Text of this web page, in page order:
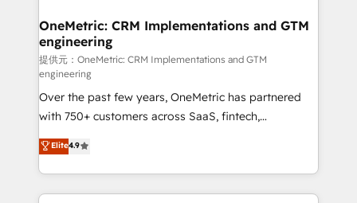
paso a paso, sin frenarla, con la adopción que todos
buscan y pocos logran. Así HubSpot por fin rinde. Y
hay algo más: cada proceso que ordenás construye
el contexto real de cómo opera tu empresa —lo
único que no se compra ni se copia—. En un mundo
donde todos tendrán la misma IA, va a ganar quien
tenga el mejor contexto para alimentarla. Sin
contexto, la IA improvisa. Con el tuyo, se vuelve una
ventaja que nadie más tiene. No es teoría: somos
Partner Elite con +700 implementaciones en LATAM.
OneMetric: CRM Implementations and GTM
engineering
提供元：OneMetric: CRM Implementations and GTM
engineering
Over the past few years, OneMetric has partnered
with 750+ customers across SaaS, fintech,
healthcare, real estate, and other industries. With
150+ HubSpot-certified experts, we deliver scalable
solutions to complex GTM and RevOps challenges.
Our Expertise 🔹 Onboarding & Implementation:
Elite4.9